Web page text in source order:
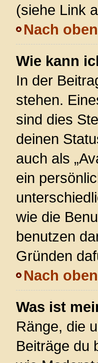
(siehe Link
Nach oben
Wie kann
In der
stehen.
sind dies
deinen
auch als
ein
wie die
benutzen
Gründen
Nach oben
Was ist
Ränge, die
Beiträge du